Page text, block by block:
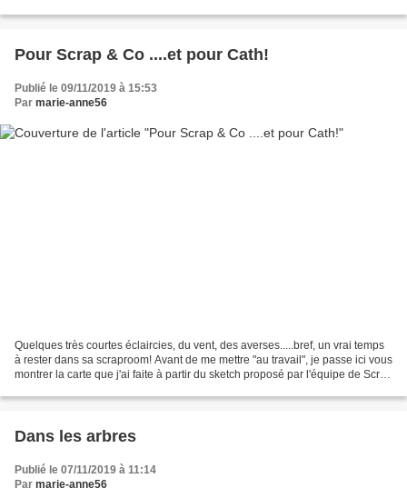
Pour Scrap & Co ....et pour Cath!
Publié le 09/11/2019 à 15:53
Par marie-anne56
Quelques très courtes éclaircies, du vent, des averses.....bref, un vrai temps
à rester dans sa scraproom! Avant de me mettre "au travail", je passe ici vous
montrer la carte que j'ai faite à partir du sketch proposé par l'équipe de Scrap
Dans les arbres
Publié le 07/11/2019 à 11:14
Par marie-anne56